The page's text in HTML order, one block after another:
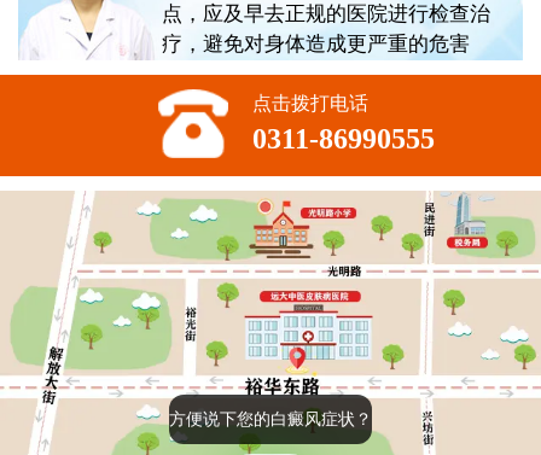
点，应及早去正规的医院进行检查治
疗，避免对身体造成更严重的危害
点击拨打电话
0311-86990555
方便说下您的白癜风症状？